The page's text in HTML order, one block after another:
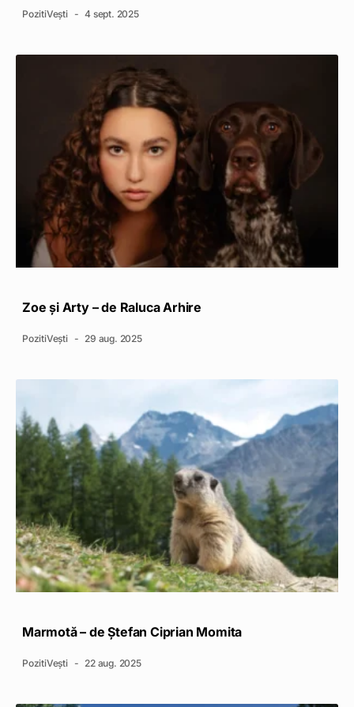
PozitiVești 4 sept. 2025
Zoe și Arty – de Raluca Arhire
PozitiVești 29 aug. 2025
Marmotă – de Ștefan Ciprian Momita
PozitiVești 22 aug. 2025